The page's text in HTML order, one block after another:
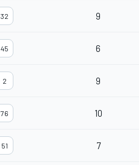
32 9
45 6
2 9
76 10
51 7